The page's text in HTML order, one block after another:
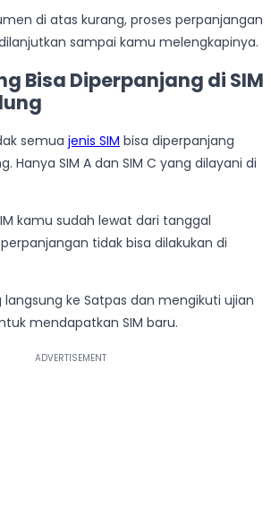
di atas kurang, proses perpanjangan
sampai kamu melengkapinya.
Bisa Diperpanjang di SIM
semua jenis SIM bisa diperpanjang
Hanya SIM A dan SIM C yang dilayani di
kamu sudah lewat dari tanggal
tidak bisa dilakukan di
ke Satpas dan mengikuti ujian
mendapatkan SIM baru.